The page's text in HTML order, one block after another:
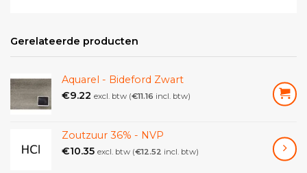
en luchtdesinfecteerder bij bijvoorbeeld
verwijderen van rook- of dierengeur uit voertuigen
of na brand- of waterschade. Onaangename
geuren worden effectief en permanent verwijderd
traploos instelbaar van 1.200 tot 6.000 mg/uur.
Gerelateerde producten
Aquarel - Bideford Zwart
€9.22 excl. btw (€11.16 incl. btw)
Zoutzuur 36% - NVP
€10.35 excl. btw (€12.52 incl. btw)